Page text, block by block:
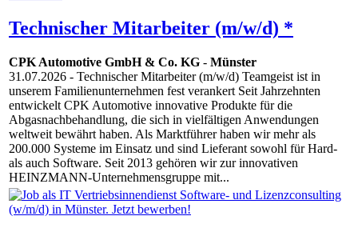
Technischer Mitarbeiter (m/w/d) *
CPK Automotive GmbH & Co. KG - Münster
31.07.2026 - Technischer Mitarbeiter (m/w/d) Teamgeist ist in
unserem Familienunternehmen fest verankert Seit Jahrzehnten
entwickelt CPK Automotive innovative Produkte für die
Abgasnachbehandlung, die sich in vielfältigen Anwendungen
weltweit bewährt haben. Als Marktführer haben wir mehr als
200.000 Systeme im Einsatz und sind Lieferant sowohl für Hard-
als auch Software. Seit 2013 gehören wir zur innovativen
HEINZMANN-Unternehmensgruppe mit...